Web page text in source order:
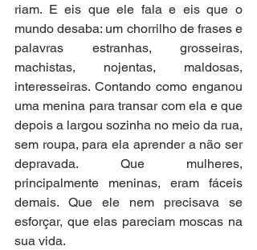
riam. E eis que ele fala e eis que o
mundo desaba: um chorrilho de frases e
palavras estranhas, grosseiras,
machistas, nojentas, maldosas,
interesseiras. Contando como enganou
uma menina para transar com ela e que
depois a largou sozinha no meio da rua,
sem roupa, para ela aprender a não ser
depravada. Que mulheres,
principalmente meninas, eram fáceis
demais. Que ele nem precisava se
esforçar, que elas pareciam moscas na
sua vida.